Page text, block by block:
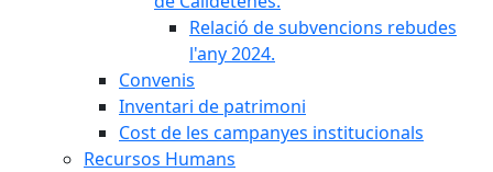
Relació de subvencions rebudes
l'any 2024.
Convenis
Inventari de patrimoni
Cost de les campanyes institucionals
Recursos Humans